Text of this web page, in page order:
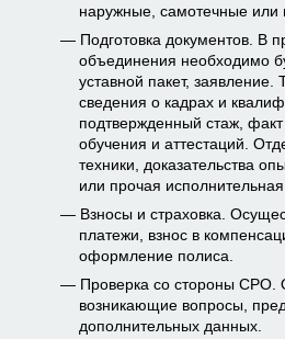
наружные, самотечные или
Подготовка документов. В
объединения необходимо
уставной пакет, заявление.
сведения о кадрах и
подтвержденный стаж,
обучения и аттестаций.
техники, доказательства
или прочая
Взносы и страховка.
платежи, взнос в
оформление полиса.
Проверка со стороны СРО.
возникающие вопросы,
дополнительных данных.